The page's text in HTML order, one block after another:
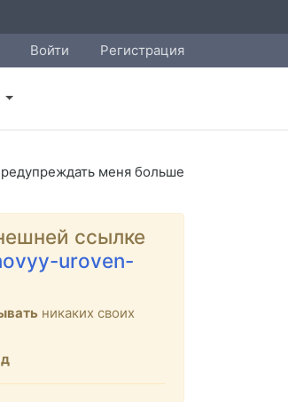
Войти Регистрация
меня больше
ссылке
uroven-
никаких своих